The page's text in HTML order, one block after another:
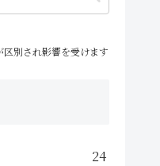
別され影響を受けます
24